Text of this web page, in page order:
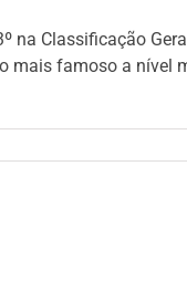
na Classificação
famoso a nível